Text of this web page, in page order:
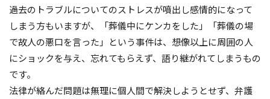
過去のトラブルについてのストレスが噴出し感情的になって
しまう方もいますが、「葬儀中にケンカをした」「葬儀の場
で故人の悪口を言った」という事件は、想像以上に周囲の人
にショックを与え、忘れてもらえず、語り継がれてしまうもの
です。
法律が絡んだ問題は無理に個人間で解決しようとせず、弁護